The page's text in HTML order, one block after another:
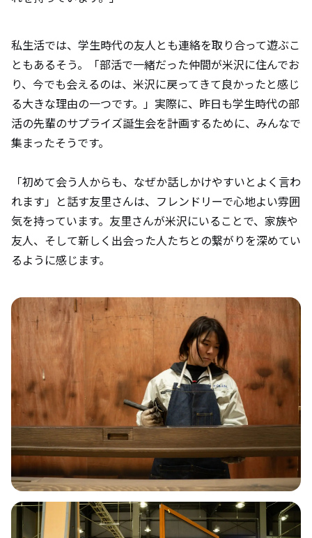
私生活では、学生時代の友人とも連絡を取り合って遊ぶこ
ともあるそう。「部活で一緒だった仲間が米沢に住んでお
り、今でも会えるのは、米沢に戻ってきて良かったと感じ
る大きな理由の一つです。」実際に、昨日も学生時代の部
活の先輩のサプライズ誕生会を計画するために、みんなで
集まったそうです。
「初めて会う人からも、なぜか話しかけやすいとよく言わ
れます」と話す友里さんは、フレンドリーで心地よい雰囲
気を持っています。友里さんが米沢にいることで、家族や
友人、そして新しく出会った人たちとの繋がりを深めてい
るように感じます。